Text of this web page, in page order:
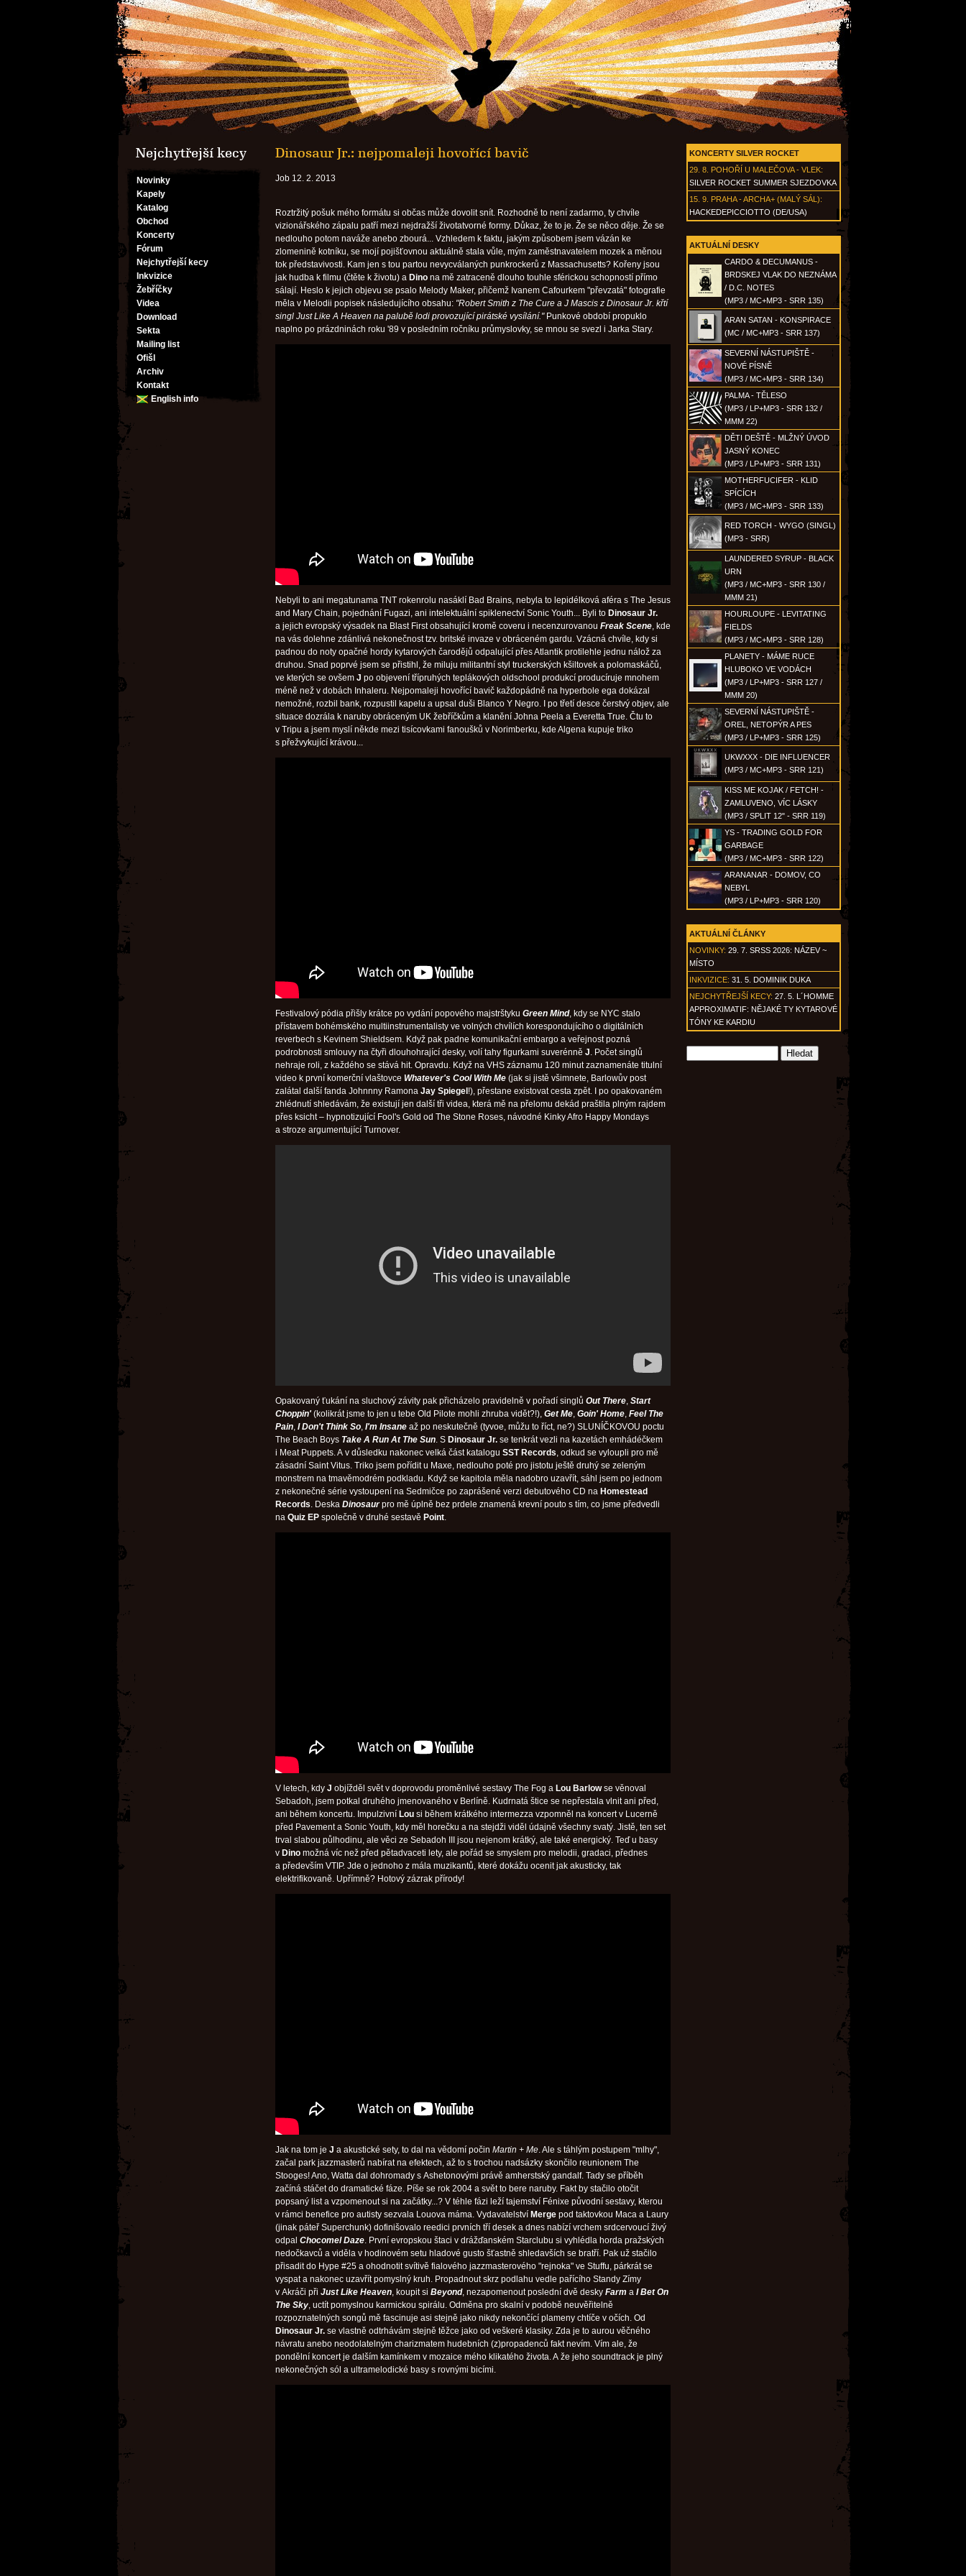
Nejchytřejší kecy
Novinky
Kapely
Katalog
Obchod
Koncerty
Fórum
Nejchytřejší kecy
Inkvizice
Žebříčky
Videa
Download
Sekta
Mailing list
Ofišl
Archiv
Kontakt
English info
KONCERTY SILVER ROCKET
29. 8. POHOŘÍ U MALEČOVA - VLEK:
SILVER ROCKET SUMMER SJEZDOVKA
15. 9. PRAHA - ARCHA+ (MALÝ SÁL):
HACKEDEPICCIOTTO (DE/USA)
AKTUÁLNÍ DESKY
CARDO & DECUMANUS -
BRDSKEJ VLAK DO NEZNÁMA
/ D.C. NOTES
(MP3 / MC+MP3 - SRR 135)
ARAN SATAN - KONSPIRACE
(MC / MC+MP3 - SRR 137)
SEVERNÍ NÁSTUPIŠTĚ -
NOVÉ PÍSNĚ
(MP3 / MC+MP3 - SRR 134)
PALMA - TĚLESO
(MP3 / LP+MP3 - SRR 132 /
MMM 22)
DĚTI DEŠTĚ - MLŽNÝ ÚVOD
JASNÝ KONEC
(MP3 / LP+MP3 - SRR 131)
MOTHERFUCIFER - KLID
SPÍCÍCH
(MP3 / MC+MP3 - SRR 133)
RED TORCH - WYGO (SINGL)
(MP3 - SRR)
LAUNDERED SYRUP - BLACK
URN
(MP3 / MC+MP3 - SRR 130 /
MMM 21)
HOURLOUPE - LEVITATING
FIELDS
(MP3 / MC+MP3 - SRR 128)
PLANETY - MÁME RUCE
HLUBOKO VE VODÁCH
(MP3 / LP+MP3 - SRR 127 /
MMM 20)
SEVERNÍ NÁSTUPIŠTĚ -
OREL, NETOPÝR A PES
(MP3 / LP+MP3 - SRR 125)
UKWXXX - DIE INFLUENCER
(MP3 / MC+MP3 - SRR 121)
KISS ME KOJAK / FETCH! -
ZAMLUVENO, VÍC LÁSKY
(MP3 / SPLIT 12" - SRR 119)
YS - TRADING GOLD FOR
GARBAGE
(MP3 / MC+MP3 - SRR 122)
ARANANAR - DOMOV, CO
NEBYL
(MP3 / LP+MP3 - SRR 120)
AKTUÁLNÍ ČLÁNKY
NOVINKY: 29. 7. SRSS 2026: NÁZEV ~
MÍSTO
INKVIZICE: 31. 5. DOMINIK DUKA
NEJCHYTŘEJŠÍ KECY: 27. 5. L´HOMME
APPROXIMATIF: NĚJAKÉ TY KYTAROVÉ
TÓNY KE KARDIU
Dinosaur Jr.: nejpomaleji hovořící bavič
Job 12. 2. 2013
Roztržitý pošuk mého formátu si občas může dovolit snít. Rozhodně to není zadarmo, ty chvíle
vizionářského zápalu patří mezi nejdražší životatvorné formy. Důkaz, že to je. Že se něco děje. Že se
nedlouho potom naváže anebo zbourá... Vzhledem k faktu, jakým způsobem jsem vázán ke
zlomenině kotníku, se mojí pojišťovnou aktuálně stala vůle, mým zaměstnavatelem mozek a měnou
tok představivosti. Kam jen s tou partou nevycválaných punkrockerů z Massachusetts? Kořeny jsou
jak hudba k filmu (čtěte k životu) a Dino na mě zatraceně dlouho touhle sférickou schopností přímo
sálají. Heslo k jejich objevu se psalo Melody Maker, přičemž Ivanem Cafourkem "převzatá" fotografie
měla v Melodii popisek následujícího obsahu: "Robert Smith z The Cure a J Mascis z Dinosaur Jr. křtí
singl Just Like A Heaven na palubě lodi provozující pirátské vysílání."Punkové období propuklo
naplno po prázdninách roku '89 v posledním ročníku průmyslovky, se mnou se svezl i Jarka Stary.
Nebyli to ani megatunama TNT rokenrolu nasáklí Bad Brains, nebyla to lepidélková aféra s The Jesus
and Mary Chain, pojednání Fugazi, ani intelektuální spiklenectví Sonic Youth... Byli to Dinosaur Jr.
a jejich evropský výsadek na Blast First obsahující kromě coveru i necenzurovanou Freak Scene, kde
na vás dolehne zdánlivá nekonečnost tzv. britské invaze v obráceném gardu. Vzácná chvíle, kdy si
padnou do noty opačné hordy kytarových čarodějů odpalující přes Atlantik protilehle jednu nálož za
druhou. Snad poprvé jsem se přistihl, že miluju militantní styl truckerských kšiltovek a polomaskáčů,
ve kterých se ovšem J po objevení třípruhých teplákových oldschool produkcí producíruje mnohem
méně než v dobách Inhaleru. Nejpomaleji hovořící bavič každopádně na hyperbole ega dokázal
nemožné, rozbil bank, rozpustil kapelu a upsal duši Blanco Y Negro. I po třetí desce čerstvý objev, ale
situace dozrála k naruby obráceným UK žebříčkům a klanění Johna Peela a Everetta True. Čtu to
v Tripu a jsem myslí někde mezi tisícovkami fanoušků v Norimberku, kde Algena kupuje triko
s přežvykující krávou...
Festivalový pódia přišly krátce po vydání popového majstrštyku Green Mind, kdy se NYC stalo
přístavem bohémského multiinstrumentalisty ve volných chvílích korespondujícího o digitálních
reverbech s Kevinem Shieldsem. Když pak padne komunikační embargo a veřejnost pozná
podrobnosti smlouvy na čtyři dlouhohrající desky, volí tahy figurkami suverénně J. Počet singlů
nehraje roli, z každého se stává hit. Opravdu. Když na VHS záznamu 120 minut zaznamenáte titulní
video k první komerční vlaštovce Whatever's Cool With Me (jak si jistě všimnete, Barlowův post
zalátal další fanda Johnnny Ramona Jay Spiegel !), přestane existovat cesta zpět. I po opakovaném
zhlédnutí shledávám, že existují jen další tři videa, která mě na přelomu dekád praštila plným rajdem
přes ksicht – hypnotizující Fool's Gold od The Stone Roses, návodné Kinky Afro Happy Mondays
a stroze argumentující Turnover.
Opakovaný ťukání na sluchový závity pak přicházelo pravidelně v pořadí singlů Out There, Start
Choppin' (kolikrát jsme to jen u tebe Old Pilote mohli zhruba vidět?!), Get Me, Goin' Home, Feel The
Pain, I Don't Think So, I'm Insane až po neskutečně (tyvoe, můžu to říct, ne?) SLUNÍČKOVOU poctu
The Beach Boys Take A Run At The Sun. S Dinosaur Jr. se tenkrát vezli na kazetách emhádéčkem
i Meat Puppets. A v důsledku nakonec velká část katalogu SST Records, odkud se vyloupli pro mě
zásadní Saint Vitus. Triko jsem pořídit u Maxe, nedlouho poté pro jistotu ještě druhý se zeleným
monstrem na tmavěmodrém podkladu. Když se kapitola měla nadobro uzavřít, sáhl jsem po jednom
z nekonečné série vystoupení na Sedmičce po zaprášené verzi debutového CD na Homestead
Records. Deska Dinosaurpro mě úplně bez prdele znamená krevní pouto s tím, co jsme předvedli
na Quiz EP společně v druhé sestavě Point.
V letech, kdy J objížděl svět v doprovodu proměnlivé sestavy The Fog a Lou Barlowse věnoval
Sebadoh, jsem potkal druhého jmenovaného v Berlíně. Kudrnatá štice se nepřestala vlnit ani před,
ani během koncertu. Impulzivní Lou si během krátkého intermezza vzpomněl na koncert v Lucerně
před Pavement a Sonic Youth, kdy měl horečku a na stejdži viděl údajně všechny svatý. Jistě, ten set
trval slabou půlhodinu, ale věci ze Sebadoh III jsou nejenom krátký, ale také energický. Teď u basy
v Dino možná víc než před pětadvaceti lety, ale pořád se smyslem pro melodii, gradaci, přednes
a především VTIP. Jde o jednoho z mála muzikantů, které dokážu ocenit jak akusticky, tak
elektrifikovaně. Upřímně? Hotový zázrak přírody!
Jak na tom je J a akustické sety, to dal na vědomí počin Martin + Me. Ale s táhlým postupem "mlhy",
začal park jazzmasterů nabírat na efektech, až to s trochou nadsázky skončilo reunionem The
Stooges! Ano, Watta dal dohromady s Ashetonovými právě amherstský gandalf. Tady se příběh
začíná stáčet do dramatické fáze. Píše se rok 2004 a svět to bere naruby. Fakt by stačilo otočit
popsaný list a vzpomenout si na začátky...? V téhle fázi leží tajemství Fénixe původní sestavy, kterou
v rámci benefice pro autisty sezvala Louova máma. Vydavatelství Merge pod taktovkou Maca a Laury
(jinak páteř Superchunk) dofinišovalo reedici prvních tří desek a dnes nabízí vrchem srdcervoucí živý
odpal Chocomel Daze. První evropskou štaci v drážďanském Starclubu si vyhlédla horda pražských
nedočkavců a viděla v hodinovém setu hladové gusto šťastně shledavších se bratří. Pak už stačilo
přisadit do Hype #25 a ohodnotit svítivě fialového jazzmasterového "rejnoka" ve Stuffu, párkrát se
vyspat a nakonec uzavřít pomyslný kruh. Propadnout skrz podlahu vedle pařícího Standy Zímy
v Akráči při Just Like Heaven, koupit si Beyond, nezapomenout poslední dvě desky Farm a I Bet On
The Sky, uctít pomyslnou karmickou spirálu. Odměna pro skalní v podobě neuvěřitelně
rozpoznatelných songů mě fascinuje asi stejně jako nikdy nekončící plameny chtíče v očích. Od
Dinosaur Jr. se vlastně odtrhávám stejně těžce jako od veškeré klasiky. Zda je to aurou věčného
návratu anebo neodolatelným charizmatem hudebních (z)propadenců fakt nevím. Vím ale, že
pondělní koncert je dalším kamínkem v mozaice mého klikatého života. A že jeho soundtrack je plný
nekonečných sól a ultramelodické basy s rovnými bicími.